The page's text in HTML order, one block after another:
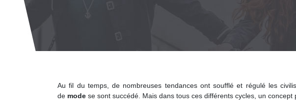
Au fil du temps, de nombreuses tendances ont soufflé et régulé les
de mode se sont succédé. Mais dans tous ces différents cycles, un